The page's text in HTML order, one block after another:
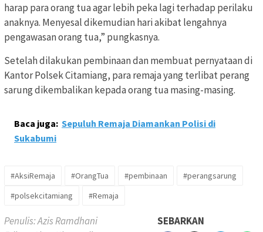
harap para orang tua agar lebih peka lagi terhadap perilaku
anaknya. Menyesal dikemudian hari akibat lengahnya
pengawasan orang tua,” pungkasnya.
Setelah dilakukan pembinaan dan membuat pernyataan di
Kantor Polsek Citamiang, para remaja yang terlibat perang
sarung dikembalikan kepada orang tua masing-masing.
Baca juga: Sepuluh Remaja Diamankan Polisi di
Sukabumi
#AksiRemaja #OrangTua #pembinaan
#perangsarung
#polsekcitamiang
#Remaja
Penulis: Azis Ramdhani
SEBARKAN